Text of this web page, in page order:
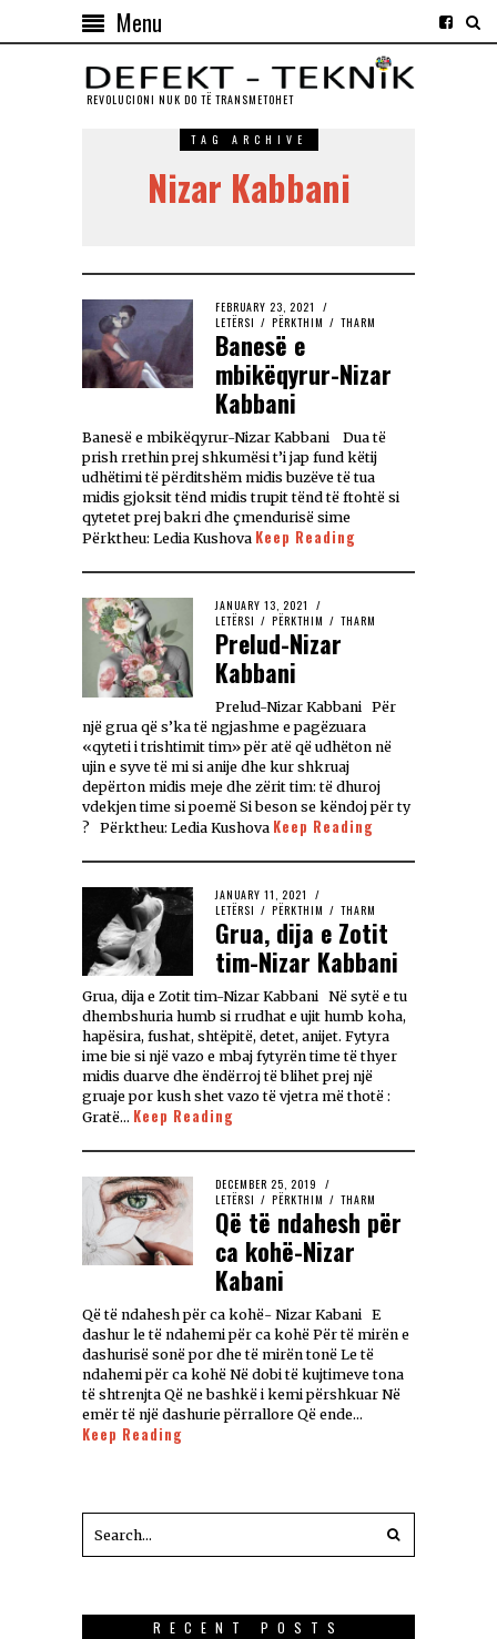
Menu
REVOLUCIONI NUK DO TЁ TRANSMETOHET
TAG ARCHIVE
Nizar Kabbani
FEBRUARY 23, 2021
LETËRSI / PËRKTHIM / THARM
Banesë e
mbikëqyrur-Nizar
Kabbani
Banesë e mbikëqyrur-Nizar Kabbani Dua të
prish rrethin prej shkumësi t’i jap fund këtij
udhëtimi të përditshëm midis buzëve të tua
midis gjoksit tënd midis trupit tënd të ftohtë si
qytetet prej bakri dhe çmendurisë sime
Përktheu: Ledia Kushova Keep Reading
JANUARY 13, 2021
LETËRSI / PËRKTHIM / THARM
Prelud-Nizar
Kabbani
Prelud-Nizar Kabbani Për
një grua që s’ka të ngjashme e pagëzuara
«qyteti i trishtimit tim» për atë që udhëton në
ujin e syve të mi si anije dhe kur shkruaj
depërton midis meje dhe zërit tim: të dhuroj
vdekjen time si poemë Si beson se këndoj për ty
? Përktheu: Ledia Kushova Keep Reading
JANUARY 11, 2021
LETËRSI / PËRKTHIM / THARM
Grua, dija e Zotit
tim-Nizar Kabbani
Grua, dija e Zotit tim-Nizar Kabbani Në sytë e tu
dhembshuria humb si rrudhat e ujit humb koha,
hapësira, fushat, shtëpitë, detet, anijet. Fytyra
ime bie si një vazo e mbaj fytyrën time të thyer
midis duarve dhe ëndërroj të blihet prej një
gruaje por kush shet vazo të vjetra më thotë :
Gratë… Keep Reading
DECEMBER 25, 2019
LETËRSI / PËRKTHIM / THARM
Që të ndahesh për
ca kohë-Nizar
Kabani
Që të ndahesh për ca kohë- Nizar Kabani E
dashur le të ndahemi për ca kohë Për të mirën e
dashurisë sonë por dhe të mirën tonë Le të
ndahemi për ca kohë Në dobi të kujtimeve tona
të shtrenjta Që ne bashkë i kemi përshkuar Në
emër të një dashurie përrallore Që ende…
Keep Reading
RECENT POSTS